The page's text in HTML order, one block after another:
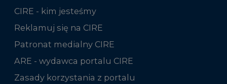
CIRE - kim jesteśmy
Reklamuj się na CIRE
Patronat medialny CIRE
ARE - wydawca portalu CIRE
Zasady korzystania z portalu